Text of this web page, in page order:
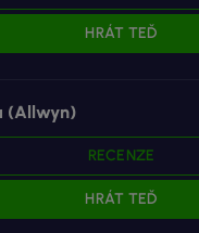
HRÁT TEĎ
(Allwyn)
RECENZE
HRÁT TEĎ